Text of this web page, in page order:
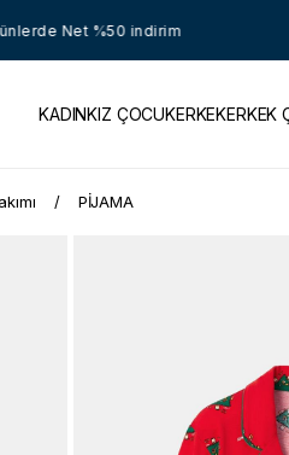
Net %50 indirim
KADINKIZ ÇOCUKERKEKERKEK
PİJAMA